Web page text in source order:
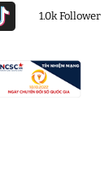
1.0k Follower